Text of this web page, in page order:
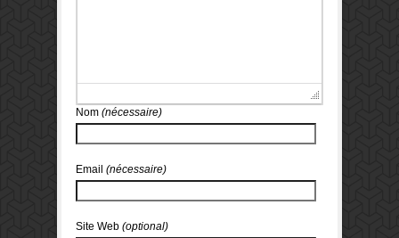
Nom (nécessaire)
Email (nécessaire)
Site Web (optional)